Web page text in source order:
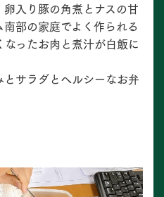
入り豚の角煮とナスの甘
部の家庭でよく作られる
ったお肉と煮汁が白飯に
とサラダとヘルシーなお弁